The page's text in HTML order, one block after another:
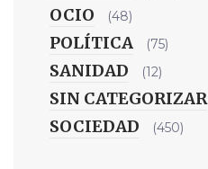
OCIO (48)
POLÍTICA (75)
SANIDAD (12)
SIN CATEGORIZAR
SOCIEDAD (450)